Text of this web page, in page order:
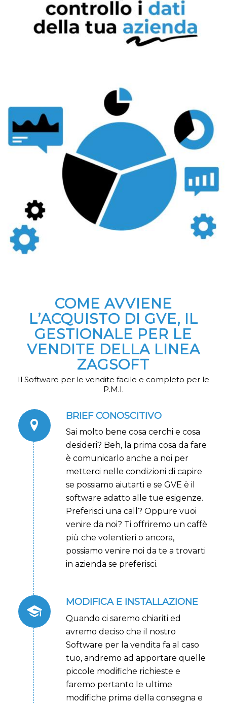
COME AVVIENE
L’ACQUISTO DI GVE, IL
GESTIONALE PER LE
VENDITE DELLA LINEA
ZAGSOFT
Il Software per le vendite facile e completo per le
P.M.I.
BRIEF CONOSCITIVO
Sai molto bene cosa cerchi e cosa
desideri? Beh, la prima cosa da fare
è comunicarlo anche a noi per
metterci nelle condizioni di capire
se possiamo aiutarti e se GVE è il
software adatto alle tue esigenze.
Preferisci una call? Oppure vuoi
venire da noi? Ti offriremo un caffè
più che volentieri o ancora,
possiamo venire noi da te a trovarti
in azienda se preferisci.
MODIFICA E INSTALLAZIONE
Quando ci saremo chiariti ed
avremo deciso che il nostro
Software per la vendita fa al caso
tuo, andremo ad apportare quelle
piccole modifiche richieste e
faremo pertanto le ultime
modifiche prima della consegna e